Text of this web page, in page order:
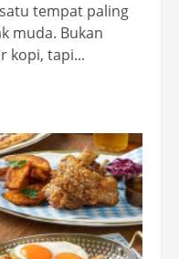
tempat paling
muda. Bukan
kopi, tapi...